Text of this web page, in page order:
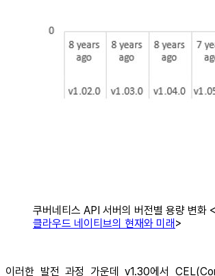
쿠버네티스 API 서버의 버전별 용량 변화
클라우드 네이티브의 현재와 미래>
이러한 발전 과정 가운데 v1.30에서